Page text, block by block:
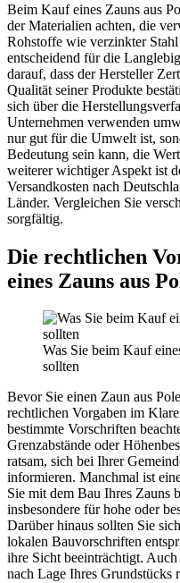
Beim Kauf eines Zauns aus
der Materialien achten, die
Rohstoffe wie verzinkter
entscheidend für die
darauf, dass der Hersteller
Qualität seiner Produkte
sich über die
Unternehmen verwenden
nur gut für die Umwelt ist,
Bedeutung sein kann, die
weiterer wichtiger Aspekt ist
Versandkosten nach
Länder. Vergleichen Sie
sorgfältig.
Die rechtlichen
eines Zauns aus
Was Sie beim Kauf
sollten
Bevor Sie einen Zaun aus
rechtlichen Vorgaben im
bestimmte Vorschriften
Grenzabstände oder
ratsam, sich bei Ihrer
informieren. Manchmal ist
Sie mit dem Bau Ihres Zauns
insbesondere für hohe oder
Darüber hinaus sollten Sie
lokalen Bauvorschriften
ihre Sicht beeinträchtigt.
nach Lage Ihres Grundstücks